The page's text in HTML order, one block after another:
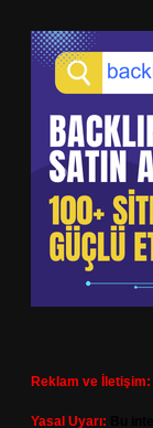
Reklam ve İletişim:
Yasal Uyarı: